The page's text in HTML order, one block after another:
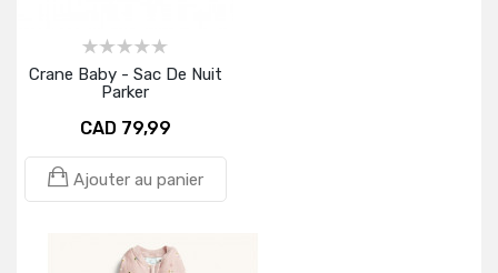
Crane Baby - Sac De Nuit
Parker
CAD 79,99
Ajouter au panier